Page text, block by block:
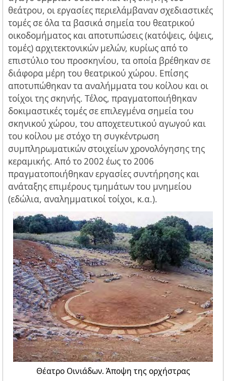
θεάτρου, οι εργασίες περιελάμβαναν σχεδιαστικές
τομές σε όλα τα βασικά σημεία του θεατρικού
οικοδομήματος και αποτυπώσεις (κατόψεις, όψεις,
τομές) αρχιτεκτονικών μελών, κυρίως από το
επιστύλιο του προσκηνίου, τα οποία βρέθηκαν σε
διάφορα μέρη του θεατρικού χώρου. Επίσης
αποτυπώθηκαν τα αναλήμματα του κοίλου και οι
τοίχοι της σκηνής. Τέλος, πραγματοποιήθηκαν
δοκιμαστικές τομές σε επιλεγμένα σημεία του
σκηνικού χώρου, του αποχετευτικού αγωγού και
του κοίλου με στόχο τη συγκέντρωση
συμπληρωματικών στοιχείων χρονολόγησης της
κεραμικής. Από το 2002 έως το 2006
πραγματοποιήθηκαν εργασίες συντήρησης και
ανάταξης επιμέρους τμημάτων του μνημείου
(εδώλια, αναλημματικοί τοίχοι, κ.α.).
Θέατρο Οινιάδων. Άποψη της ορχήστρας